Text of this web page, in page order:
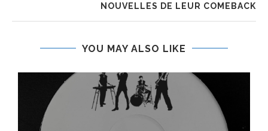
NOUVELLES DE LEUR COMEBACK
YOU MAY ALSO LIKE